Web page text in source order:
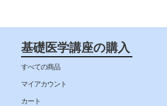
基礎医学講座の購入
すべての商品
マイアカウント
カート